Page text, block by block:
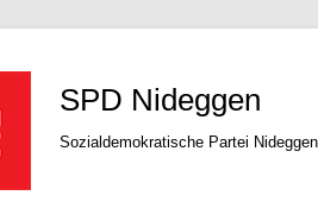
SPD Nideggen
Sozialdemokratische Partei Nideggen